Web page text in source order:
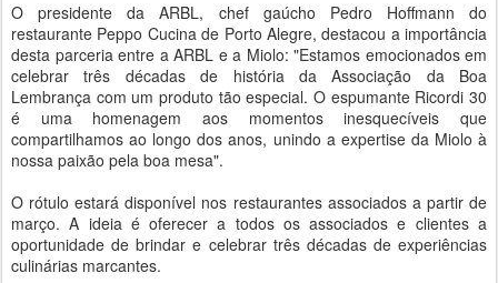
O presidente da ARBL, chef gaúcho Pedro Hoffmann do
restaurante Peppo Cucina de Porto Alegre, destacou a importância
desta parceria entre a ARBL e a Miolo: "Estamos emocionados em
celebrar três décadas de história da Associação da Boa
Lembrança com um produto tão especial. O espumante Ricordi 30
é uma homenagem aos momentos inesquecíveis que
compartilhamos ao longo dos anos, unindo a expertise da Miolo à
nossa paixão pela boa mesa".
O rótulo estará disponível nos restaurantes associados a partir de
março. A ideia é oferecer a todos os associados e clientes a
oportunidade de brindar e celebrar três décadas de experiências
culinárias marcantes.